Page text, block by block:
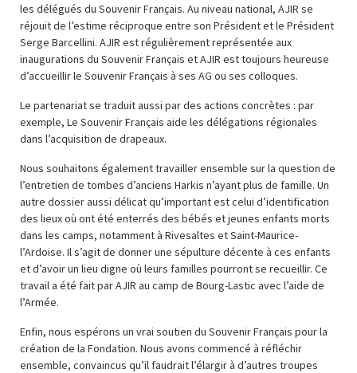
les délégués du Souvenir Français. Au niveau national, AJIR se
réjouit de l’estime réciproque entre son Président et le Président
Serge Barcellini. AJIR est régulièrement représentée aux
inaugurations du Souvenir Français et AJIR est toujours heureuse
d’accueillir le Souvenir Français à ses AG ou ses colloques.
Le partenariat se traduit aussi par des actions concrètes : par
exemple, Le Souvenir Français aide les délégations régionales
dans l’acquisition de drapeaux.
Nous souhaitons également travailler ensemble sur la question de
l’entretien de tombes d’anciens Harkis n’ayant plus de famille. Un
autre dossier aussi délicat qu’important est celui d’identification
des lieux où ont été enterrés des bébés et jeunes enfants morts
dans les camps, notamment à Rivesaltes et Saint-Maurice-
l’Ardoise. Il s’agit de donner une sépulture décente à ces enfants
et d’avoir un lieu digne où leurs familles pourront se recueillir. Ce
travail a été fait par AJIR au camp de Bourg-Lastic avec l’aide de
l’Armée.
Enfin, nous espérons un vrai soutien du Souvenir Français pour la
création de la Fondation. Nous avons commencé à réfléchir
ensemble, convaincus qu’il faudrait l’élargir à d’autres troupes